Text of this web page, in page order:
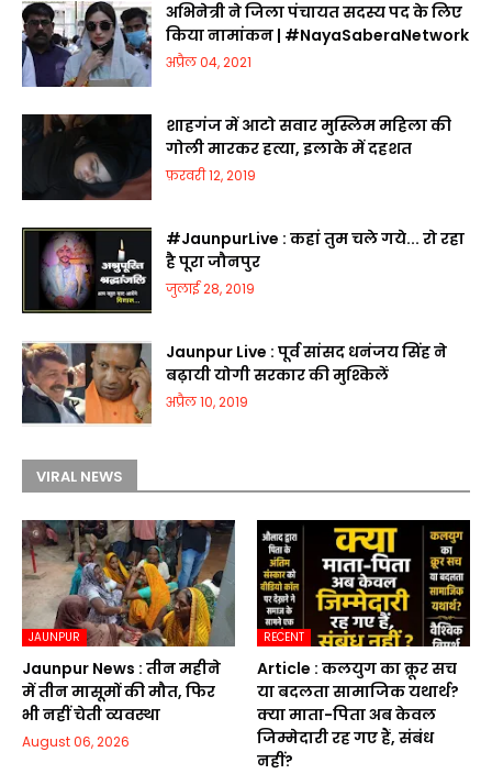
अभिनेत्री ने जिला पंचायत सदस्य पद के लिए
किया नामांकन | #NayaSaberaNetwork
अप्रैल 04, 2021
शाहगंज में आटो सवार मुस्लिम महिला की
गोली मारकर हत्या, इलाके में दहशत
फ़रवरी 12, 2019
#JaunpurLive : कहां तुम चले गये... रो रहा
है पूरा जौनपुर
जुलाई 28, 2019
Jaunpur Live : पूर्व सांसद धनंजय सिंह ने
बढ़ायी योगी सरकार की मुश्किलें
अप्रैल 10, 2019
VIRAL NEWS
JAUNPUR
Jaunpur News : तीन महीने
में तीन मासूमों की मौत, फिर
भी नहीं चेती व्यवस्था
August 06, 2026
RECENT
Article : कलयुग का क्रूर सच
या बदलता सामाजिक यथार्थ?
क्या माता-पिता अब केवल
जिम्मेदारी रह गए हैं, संबंध
नहीं?